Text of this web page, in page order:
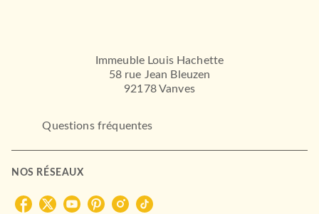
Immeuble Louis Hachette
58 rue Jean Bleuzen
92178 Vanves
Questions fréquentes
NOS RÉSEAUX